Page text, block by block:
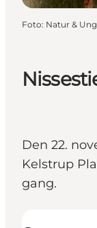
Den 22.
Kelstrup
gang.
Foto: Natur &